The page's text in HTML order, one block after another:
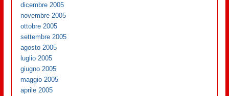
dicembre 2005
novembre 2005
ottobre 2005
settembre 2005
agosto 2005
luglio 2005
giugno 2005
maggio 2005
aprile 2005